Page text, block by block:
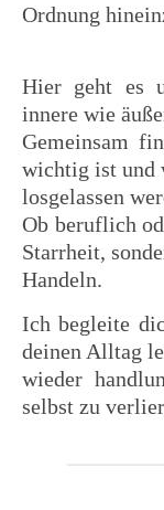
Ordnung
Hier geht es
innere wie
Gemeinsam
wichtig ist und
losgelassen
Ob beruflich
Starrheit,
Handeln.
Ich begleite
deinen Alltag
wieder
selbst zu